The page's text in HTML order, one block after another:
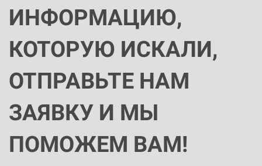
ИНФОРМАЦИЮ,
КОТОРУЮ ИСКАЛИ,
ОТПРАВЬТЕ НАМ
ЗАЯВКУ И МЫ
ПОМОЖЕМ ВАМ!